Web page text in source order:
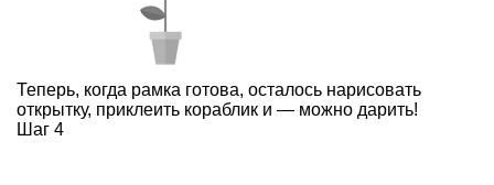
Теперь, когда рамка готова, осталось нарисовать
открытку, приклеить кораблик и — можно дарить!
Шаг 4